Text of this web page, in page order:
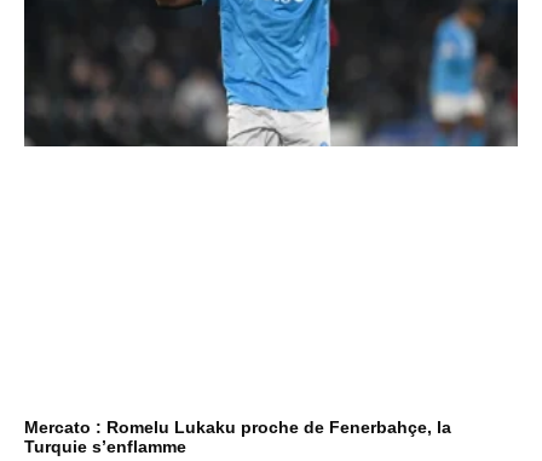
Mercato : Romelu Lukaku proche de Fenerbahçe, la
Turquie s’enflamme